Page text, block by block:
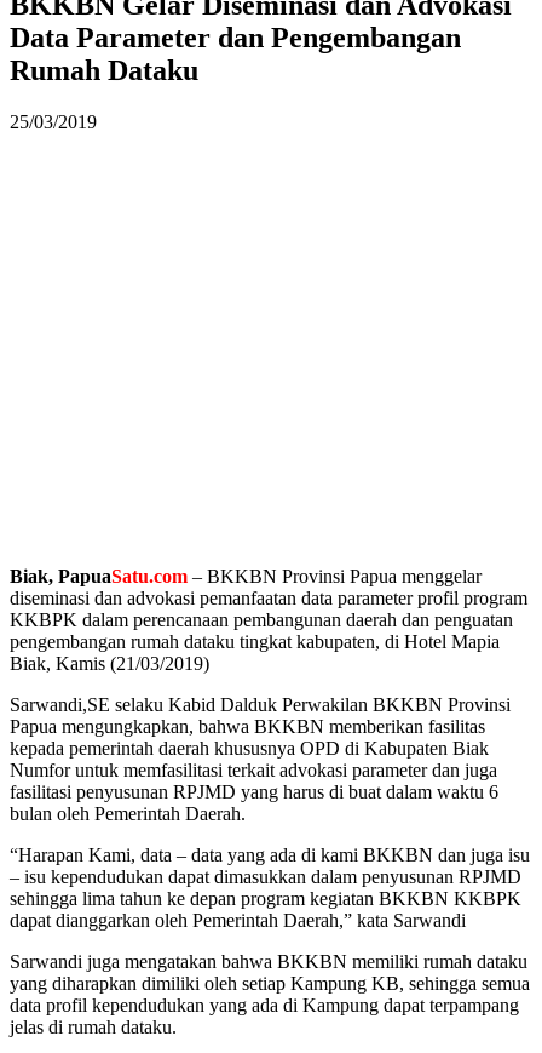
Data Parameter dan Pengembangan
Rumah Dataku
25/03/2019
Biak, PapuaSatu.com – BKKBN Provinsi Papua menggelar
diseminasi dan advokasi pemanfaatan data parameter profil program
KKBPK dalam perencanaan pembangunan daerah dan penguatan
pengembangan rumah dataku tingkat kabupaten, di Hotel Mapia
Biak, Kamis (21/03/2019)
Sarwandi,SE selaku Kabid Dalduk Perwakilan BKKBN Provinsi
Papua mengungkapkan, bahwa BKKBN memberikan fasilitas
kepada pemerintah daerah khususnya OPD di Kabupaten Biak
Numfor untuk memfasilitasi terkait advokasi parameter dan juga
fasilitasi penyusunan RPJMD yang harus di buat dalam waktu 6
bulan oleh Pemerintah Daerah.
“Harapan Kami, data – data yang ada di kami BKKBN dan juga isu
– isu kependudukan dapat dimasukkan dalam penyusunan RPJMD
sehingga lima tahun ke depan program kegiatan BKKBN KKBPK
dapat dianggarkan oleh Pemerintah Daerah,” kata Sarwandi
Sarwandi juga mengatakan bahwa BKKBN memiliki rumah dataku
yang diharapkan dimiliki oleh setiap Kampung KB, sehingga semua
data profil kependudukan yang ada di Kampung dapat terpampang
jelas di rumah dataku.